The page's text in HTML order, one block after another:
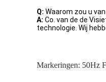
Q: Waarom zou u
A: Co. van de de
technologie. Wij
Markeringen: 50Hz